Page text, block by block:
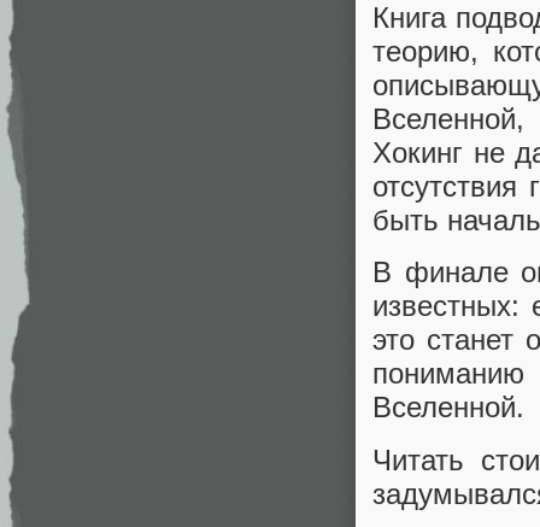
Книга
теорию,
Хокинг не
быть
В финале
известных:
это станет
Вселенной.
Читать